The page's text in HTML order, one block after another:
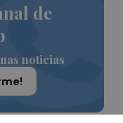
de
noticias